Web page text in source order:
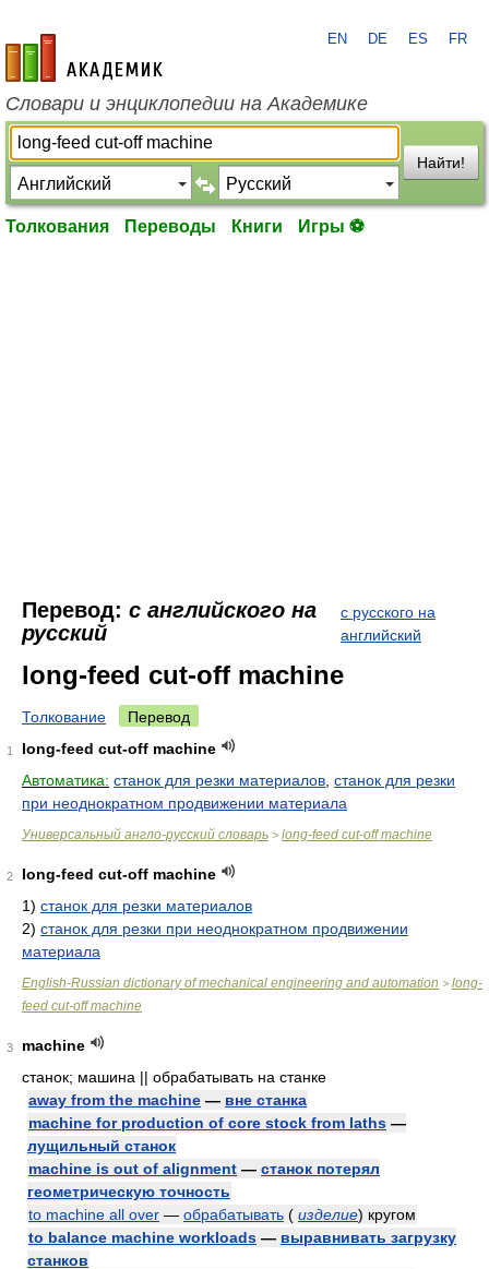
academic.ru
EN DE ES FR
Словари и энциклопедии на Академике
Найти!
Толкования Переводы Книги Игры ⚽
Перевод: с английского на
русский
с русского на
английский
long-feed cut-off machine
Толкование Перевод
1
long-feed cut-off machine
Автоматика: станок для резки материалов станок для резки
при неоднократном продвижении материала
Универсальный англо-русский словарь > long-feed cut-off machine
2
long-feed cut-off machine
1) станок для резки материалов
2) станок для резки при неоднократном продвижении
материала
English-Russian dictionary of mechanical engineering and automation > long-
feed cut-off machine
3
machine
станок; машина || обрабатывать на станке
away from the machine — вне станка
machine for production of core stock from laths —
лущильный станок
machine is out of alignment — станок потерял
геометрическую точность
to machine all over — обрабатывать ( изделие) кругом
to balance machine workloads — выравнивать загрузку
станков